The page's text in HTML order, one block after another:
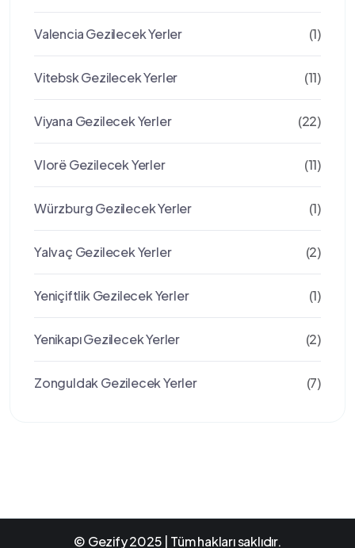
Valencia Gezilecek Yerler (1)
Vitebsk Gezilecek Yerler (11)
Viyana Gezilecek Yerler (22)
Vlorë Gezilecek Yerler (11)
Würzburg Gezilecek Yerler (1)
Yalvaç Gezilecek Yerler (2)
Yeniçiftlik Gezilecek Yerler (1)
Yenikapı Gezilecek Yerler (2)
Zonguldak Gezilecek Yerler (7)
© Gezify 2025 | Tüm hakları saklıdır.